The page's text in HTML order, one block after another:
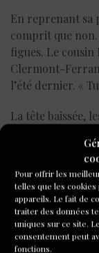
Pour offrir les
telles que les
appareils. Le fait de
traiter des données
uniques sur ce site.
consentement peut
fonctions.
En reprenant sa
comprit que non.
figues. Le
Clermont-
l’été dernier. «
La tête baissée,